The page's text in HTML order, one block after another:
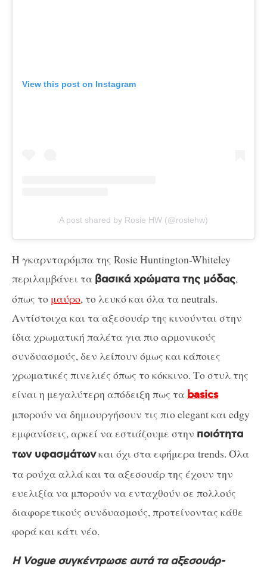
View this post on Instagram
A post shared by Rosie HW (@rosiehw)
Η γκαρνταρόμπα της Rosie Huntington-Whiteley
περιλαμβάνει τα βασικά χρώματα της μόδας,
όπως το μαύρο, το λευκό και όλα τα neutrals.
Αντίστοιχα και τα αξεσουάρ της κινούνται στην
ίδια χρωματική παλέτα για πιο αρμονικούς
συνδυασμούς, δεν λείπουν όμως και κάποιες
χρωματικές πινελιές όπως το κόκκινο. Το στυλ της
είναι η μεγαλύτερη απόδειξη πως τα basics
μπορούν να δημιουργήσουν τις πιο elegant και edgy
εμφανίσεις, αρκεί να εστιάζουμε στην ποιότητα
των υφασμάτωνκαι όχι στα εφήμερα trends. Όλα
τα ρούχα αλλά και τα αξεσουάρ της έχουν την
ευελιξία να μπορούν να ενταχθούν σε πολλούς
διαφορετικούς συνδυασμούς, προτείνοντας κάθε
φορά και κάτι νέο.
H Vogue συγκέντρωσε αυτά τα αξεσουάρ-